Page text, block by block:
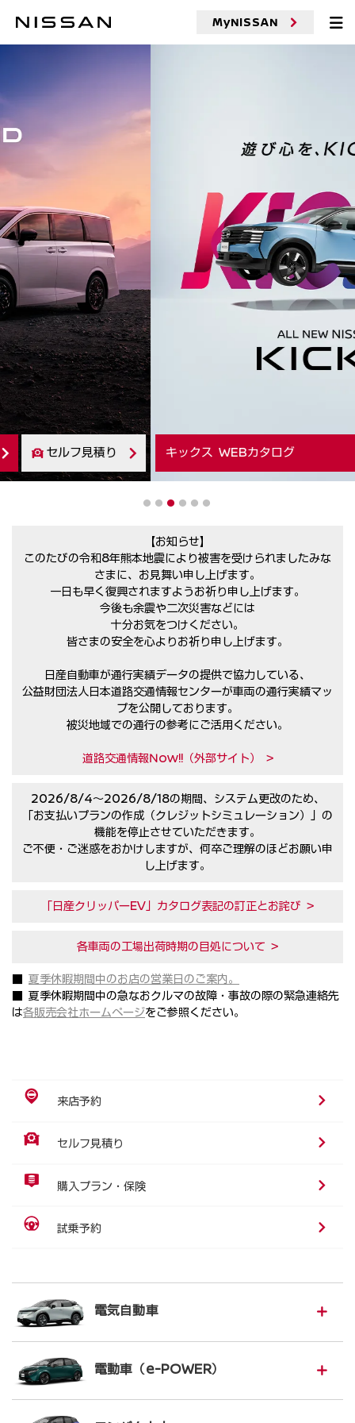
MyNISSAN
キックス WEBカタログ セルフ見積り
1 2 3 4 5 6
【お知らせ】
このたびの令和8年熊本地震により被害を受けられましたみな
さまに、お見舞い申し上げます。
一日も早く復興されますようお祈り申し上げます。
今後も余震や二次災害などには
十分お気をつけください。
皆さまの安全を心よりお祈り申し上げます。
日産自動車が通行実績データの提供で協力している、
公益財団法人日本道路交通情報センターが車両の通行実績マッ
プを公開しております。
被災地域での通行の参考にご活用ください。
道路交通情報Now!!（外部サイト） >
2026/8/4〜2026/8/18の期間、システム更改のため、
「お支払いプランの作成（クレジットシミュレーション）」の
機能を停止させていただきます。
ご不便・ご迷惑をおかけしますが、何卒ご理解のほどお願い申
し上げます。
「日産クリッパーEV」カタログ表記の訂正とお詫び >
各車両の工場出荷時期の目処について >
夏季休暇期間中のお店の営業日のご案内。
■ 夏季休暇期間中の急なおクルマの故障・事故の際の緊急連絡先
は各販売会社ホームページをご参照ください。
来店予約
セルフ見積り
購入プラン・保険
試乗予約
電気自動車
電動車（e-POWER）